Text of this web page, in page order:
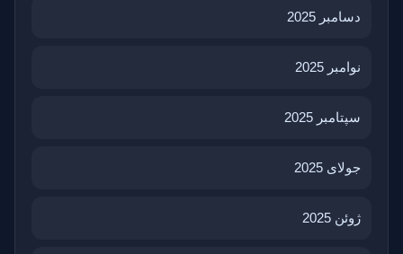
دسامبر 2025
نوامبر 2025
سپتامبر 2025
جولای 2025
ژوئن 2025